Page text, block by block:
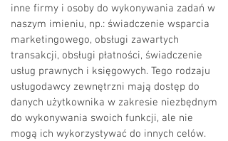
inne firmy i osoby do wykonywania zadań w
naszym imieniu, np.: świadczenie wsparcia
marketingowego, obsługi zawartych
transakcji, obsługi płatności, świadczenie
usług prawnych i księgowych. Tego rodzaju
usługodawcy zewnętrzni mają dostęp do
danych użytkownika w zakresie niezbędnym
do wykonywania swoich funkcji, ale nie
mogą ich wykorzystywać do innych celów.